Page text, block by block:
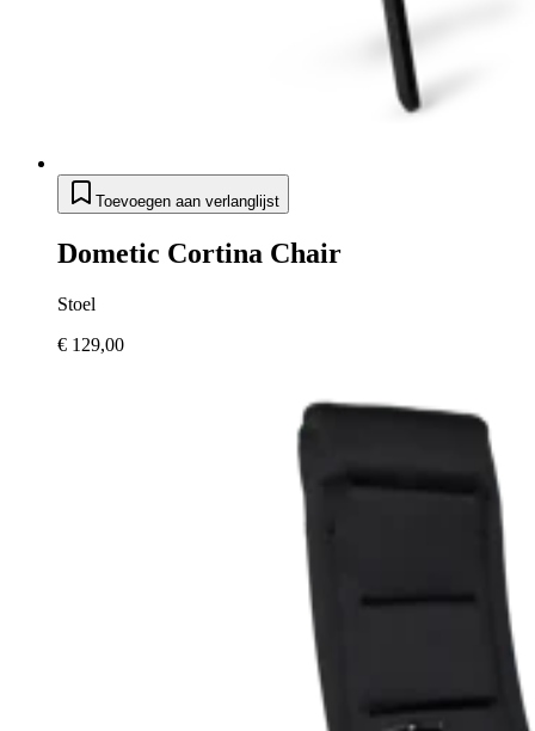
Toevoegen aan verlanglijst
Dometic Cortina Chair
Stoel
€ 129,00